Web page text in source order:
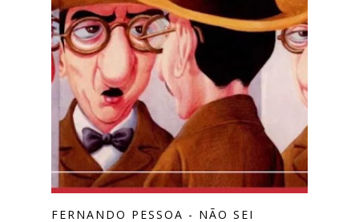
FERNANDO PESSOA - NÃO SEI